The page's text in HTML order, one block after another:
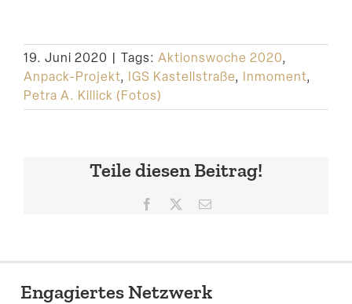
19. Juni 2020 | Tags: Aktionswoche 2020,
Anpack-Projekt, IGS Kastellstraße, Inmoment,
Petra A. Killick (Fotos)
Teile diesen Beitrag!
Facebook E-
Engagiertes Netzwerk